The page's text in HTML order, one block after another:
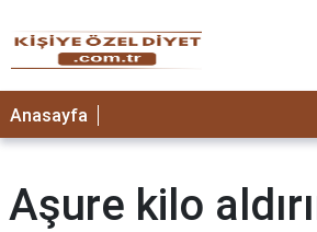
ANASAYFA
Anasayfa
Aşure kilo